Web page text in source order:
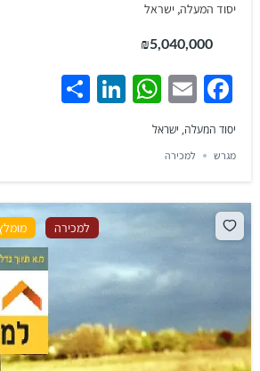
יסוד המעלה, ישראל
₪5,040,000
Facebook
Email
WhatsApp
LinkedIn
Share
יסוד המעלה, ישראל
מגרש למכירה
למכירה מומלץ